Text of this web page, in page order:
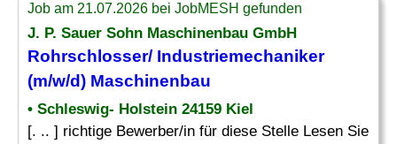
Job am 21.07.2026 bei JobMESH gefunden
J. P. Sauer Sohn Maschinenbau GmbH
Rohrschlosser/ Industriemechaniker
(m/w/d) Maschinenbau
• Schleswig- Holstein 24159 Kiel
[. .. ] richtige Bewerber/in für diese Stelle Lesen Sie